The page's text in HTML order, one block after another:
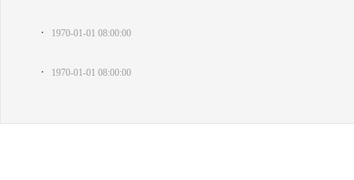
· 1970-01-01 08:00:00
· 1970-01-01 08:00:00